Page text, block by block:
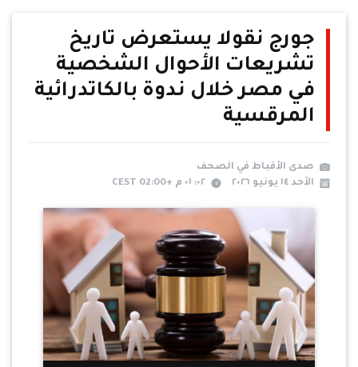
جورج نقولا يستعرض تاريخ
تشريعات الأحوال الشخصية
في مصر خلال ندوة بالكاتدرائية
المرقسية
صدى الأقباط في الصحف
الأحد ١٤ يونيو ٢٠٢٦
٠٢: ٠١ م +02:00 CEST